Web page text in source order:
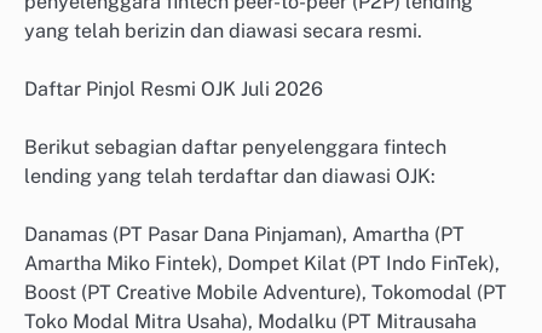
yang telah berizin dan diawasi secara resmi.
Daftar Pinjol Resmi OJK Juli 2026
Berikut sebagian daftar penyelenggara fintech
lending yang telah terdaftar dan diawasi OJK:
Danamas (PT Pasar Dana Pinjaman), Amartha (PT
Amartha Miko Fintek), Dompet Kilat (PT Indo FinTek),
Boost (PT Creative Mobile Adventure), Tokomodal (PT
Toko Modal Mitra Usaha), Modalku (PT Mitrausaha